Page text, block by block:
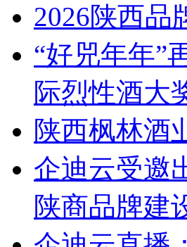
2026陕西品
“好兕年年”
际烈性酒大
陕西枫林酒
企迪云受邀
陕商品牌建